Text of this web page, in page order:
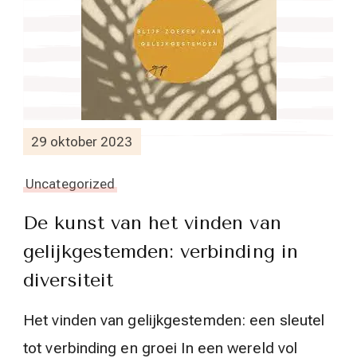
29 oktober 2023
Uncategorized
De kunst van het vinden van
gelijkgestemden: verbinding in
diversiteit
Het vinden van gelijkgestemden: een sleutel
tot verbinding en groei In een wereld vol